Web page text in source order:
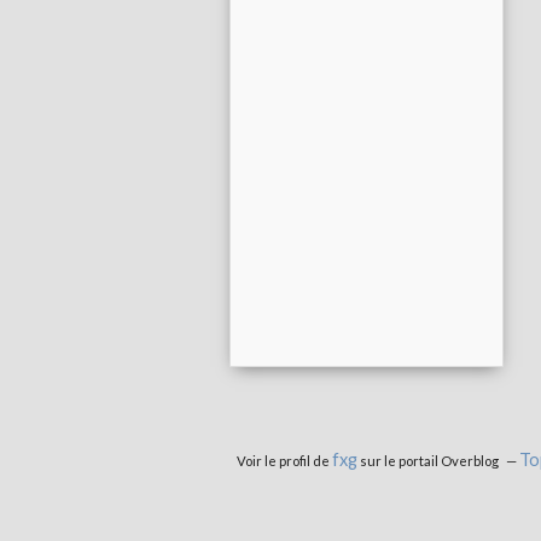
Voir le profil de fxgsur le portail Overblog